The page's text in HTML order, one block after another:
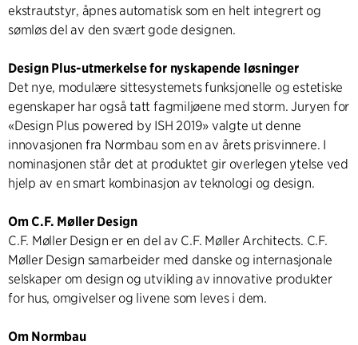
ekstrautstyr, åpnes automatisk som en helt integrert og
sømløs del av den svært gode designen.
Design Plus-utmerkelse for nyskapende løsninger
Det nye, modulære sittesystemets funksjonelle og estetiske
egenskaper har også tatt fagmiljøene med storm. Juryen for
«Design Plus powered by ISH 2019» valgte ut denne
innovasjonen fra Normbau som en av årets prisvinnere. I
nominasjonen står det at produktet gir overlegen ytelse ved
hjelp av en smart kombinasjon av teknologi og design.
Om C.F. Møller Design
C.F. Møller Design er en del av C.F. Møller Architects. C.F.
Møller Design samarbeider med danske og internasjonale
selskaper om design og utvikling av innovative produkter
for hus, omgivelser og livene som leves i dem.
Om Normbau